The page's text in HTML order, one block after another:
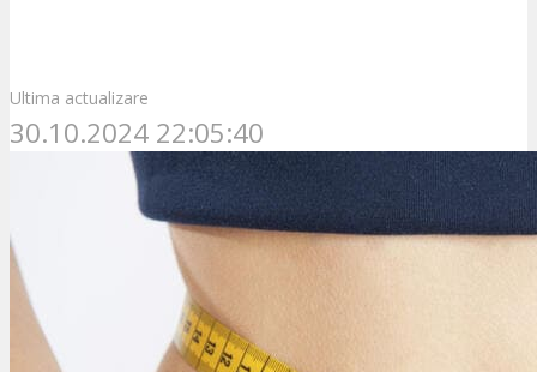
Ultima actualizare
30.10.2024 22:05:40